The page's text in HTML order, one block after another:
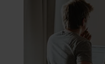
Kapacitet på
gymnasiale